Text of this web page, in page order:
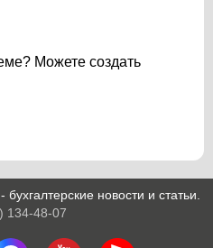
Можете создать
новости и статьи.
134-48-07